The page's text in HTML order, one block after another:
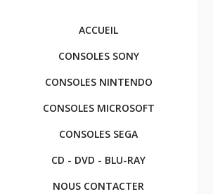
ACCUEIL
CONSOLES SONY
CONSOLES NINTENDO
CONSOLES MICROSOFT
CONSOLES SEGA
CD - DVD - BLU-RAY
NOUS CONTACTER